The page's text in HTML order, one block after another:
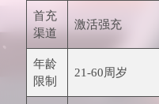
首充
渠道
激活强充
年龄
限制
21-60周岁